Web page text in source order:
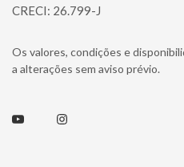
CRECI: 26.799-J
Os valores, condições e
a alterações sem aviso prévio.
Youtube Instagram